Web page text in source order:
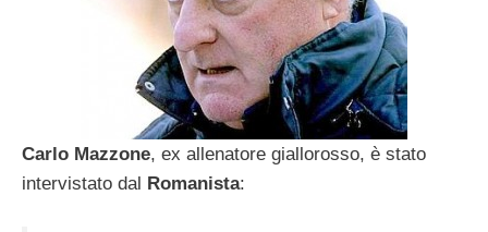
Carlo Mazzone, ex allenatore giallorosso, è stato
intervistato dal Romanista: